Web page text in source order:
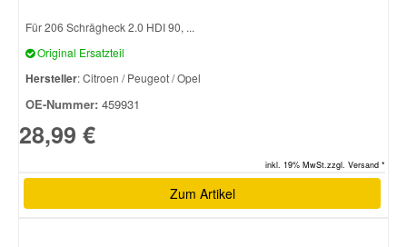
Für 206 Schrägheck 2.0 HDI 90, ...
Original Ersatzteil
Hersteller: Citroen / Peugeot / Opel
OE-Nummer: 459931
28,99 €
inkl. 19% MwSt.zzgl. Versand *
Zum Artikel